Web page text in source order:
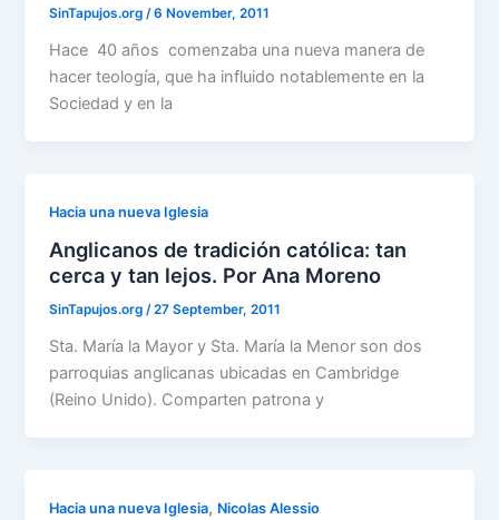
SinTapujos.org/6 November, 2011
Hace 40 años comenzaba una nueva manera de
hacer teología, que ha influido notablemente en la
Sociedad y en la
Hacia una nueva Iglesia
Anglicanos de tradición católica: tan
cerca y tan lejos. Por Ana Moreno
SinTapujos.org/27 September, 2011
Sta. María la Mayor y Sta. María la Menor son dos
parroquias anglicanas ubicadas en Cambridge
(Reino Unido). Comparten patrona y
Hacia una nueva Iglesia, Nicolas Alessio